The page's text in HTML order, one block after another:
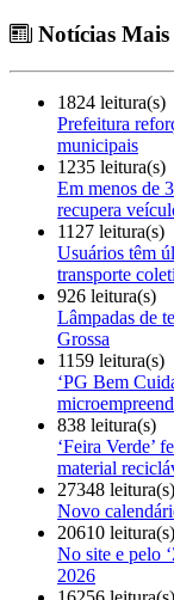
Notícias
1824 leitura(s)
Prefeitura
municipais
1235 leitura(s)
Em menos de
recupera
1127 leitura(s)
Usuários têm
transporte
926 leitura(s)
Lâmpadas de
Grossa
1159 leitura(s)
‘PG Bem
838 leitura(s)
‘Feira Verde’
material
27348 leitura(s)
Novo
20610 leitura(s)
No site e pelo
2026